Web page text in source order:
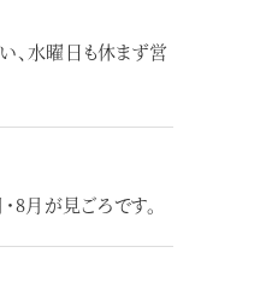
、水曜日も休まず営
月が見ごろです。